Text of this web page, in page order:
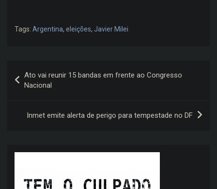
Tags: Argentina, eleições, Javier Milei
de
Ato vai reunir 15 bandas em frente ao Congresso
Nacional
Inmet emite alerta de perigo para tempestade no DF